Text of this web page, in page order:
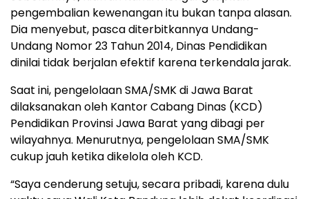
pengembalian kewenangan itu bukan tanpa alasan.
Dia menyebut, pasca diterbitkannya Undang-
Undang Nomor 23 Tahun 2014, Dinas Pendidikan
dinilai tidak berjalan efektif karena terkendala jarak.
Saat ini, pengelolaan SMA/SMK di Jawa Barat
dilaksanakan oleh Kantor Cabang Dinas (KCD)
Pendidikan Provinsi Jawa Barat yang dibagi per
wilayahnya. Menurutnya, pengelolaan SMA/SMK
cukup jauh ketika dikelola oleh KCD.
“Saya cenderung setuju, secara pribadi, karena dulu